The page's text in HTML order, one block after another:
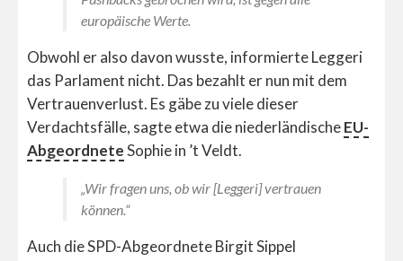
europäische Werte.
Obwohl er also davon wusste, informierte Leggeri
das Parlament nicht. Das bezahlt er nun mit dem
Vertrauenverlust. Es gäbe zu viele dieser
Verdachtsfälle, sagte etwa die niederländischeEU-
AbgeordneteSophie in ’t Veldt.
„Wir fragen uns, ob wir [Leggeri] vertrauen
können.“
Auch die SPD-Abgeordnete Birgit Sippel